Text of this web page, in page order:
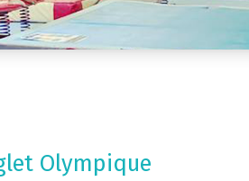
Olympique